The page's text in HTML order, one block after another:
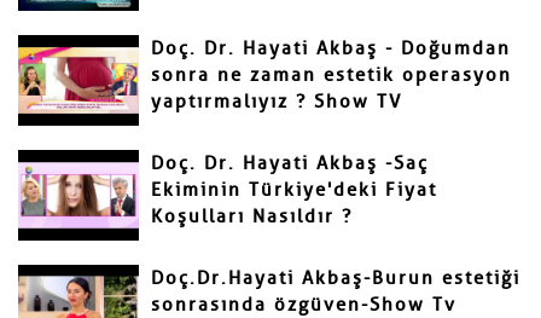
Doç. Dr. Hayati Akbaş - Doğumdan
sonra ne zaman estetik operasyon
yaptırmalıyız ? Show TV
Doç. Dr. Hayati Akbaş -Saç
Ekiminin Türkiye'deki Fiyat
Koşulları Nasıldır ?
Doç.Dr.Hayati Akbaş-Burun estetiği
sonrasında özgüven-Show Tv